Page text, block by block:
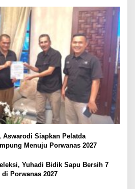
Aswarodi Siapkan Pelatda
Menuju Porwanas 2027
Yuhadi Bidik Sapu Bersih 7
Porwanas 2027